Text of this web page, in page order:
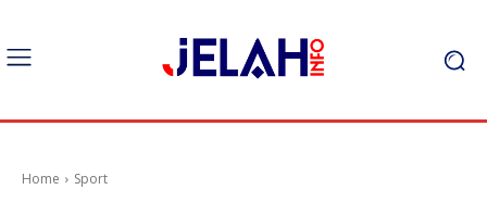
Home Sport